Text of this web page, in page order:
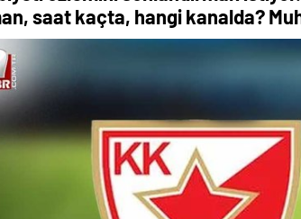
saat kaçta, hangi kanalda?